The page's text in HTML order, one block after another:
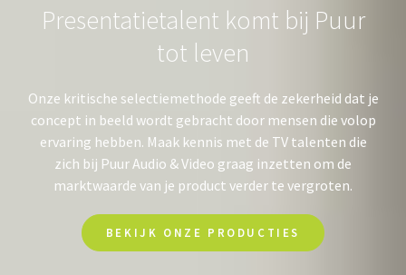
Presentatietalent komt bij Puur
tot leven
Onze kritische selectiemethode geeft de zekerheid dat je
concept in beeld wordt gebracht door mensen die volop
ervaring hebben. Maak kennis met de TV talenten die
zich bij Puur Audio & Video graag inzetten om de
marktwaarde van je product verder te vergroten.
BEKIJK ONZE PRODUCTIES